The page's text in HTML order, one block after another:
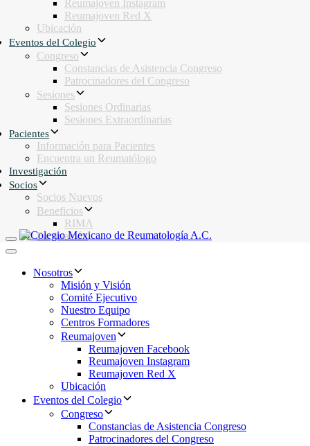
Reumajoven Instagram
Reumajoven Red X
Ubicación
Eventos del Colegio
Congreso
Constancias de Asistencia Congreso
Patrocinadores del Congreso
Sesiones
Sesiones Ordinarias
Sesiones Extraordinarias
Pacientes
Información para Pacientes
Encuentra un Reumatólogo
Investigación
Socios
Socios Nuevos
Beneficios
RIMA
Facturación
Toggle navigation
Toggle navigation
Nosotros
Misión y Visión
Comité Ejecutivo
Nuestro Equipo
Centros Formadores
Reumajoven
Reumajoven Facebook
Reumajoven Instagram
Reumajoven Red X
Ubicación
Eventos del Colegio
Congreso
Constancias de Asistencia Congreso
Patrocinadores del Congreso